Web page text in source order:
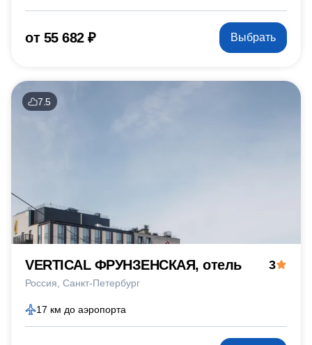
от 55 682 ₽ Выбрать
7.5
VERTICAL ФРУНЗЕНСКАЯ, отель
Россия Санкт-Петербург
3
17 км до аэропорта